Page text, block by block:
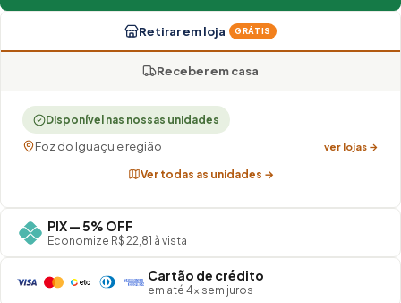
Retirar em loja GRÁTIS
Receber em casa
Disponível nas nossas unidades
Foz do Iguaçu e região ver lojas →
Ver todas as unidades →
PIX — 5% OFF
Economize R$ 22,81 à vista
Cartão de crédito
em até 4× sem juros